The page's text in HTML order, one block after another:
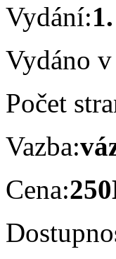
Vydání:1.
Vydáno
Počet
Vazba:
Cena: